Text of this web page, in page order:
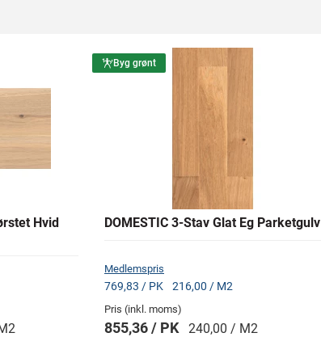
Hvid
Byg grønt
DOMESTIC 3-Stav Glat Eg Parketgulv
Medlemspris
769,83 / PK 216,00 / M2
Pris (inkl. moms)
855,36 / PK 240,00 / M2